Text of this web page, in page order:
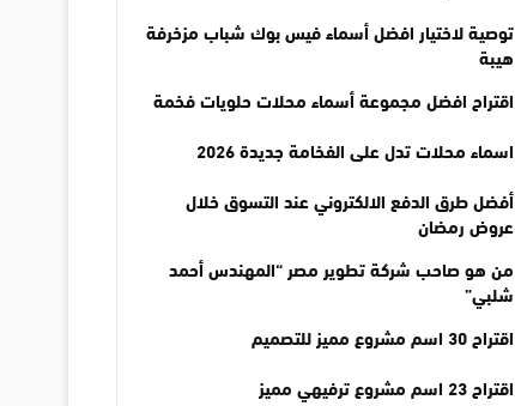
توصية لاختيار افضل أسماء فيس بوك شباب مزخرفة
هيبة
اقتراح افضل مجموعة أسماء محلات حلويات فخمة
اسماء محلات تدل على الفخامة جديدة 2026
أفضل طرق الدفع الالكتروني عند التسوق خلال
عروض رمضان
من هو صاحب شركة تطوير مصر “المهندس أحمد
شلبي”
اقتراح 30 اسم مشروع مميز للتصميم
اقتراح 23 اسم مشروع ترفيهي مميز